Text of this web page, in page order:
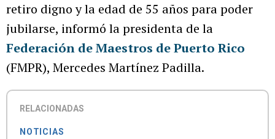
retiro digno y la edad de 55 años para poder
jubilarse, informó la presidenta de la
Federación de Maestros de Puerto Rico
(FMPR), Mercedes Martínez Padilla.
RELACIONADAS
NOTICIAS